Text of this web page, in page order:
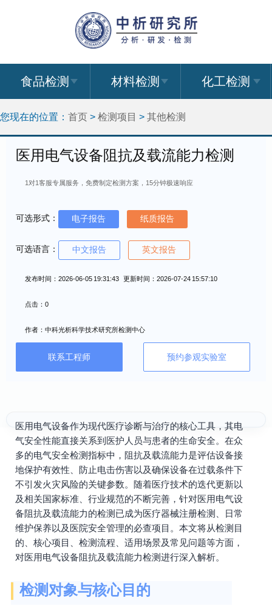
食品检测 材料检测 化工检测
您现在的位置： 首页 > 检测项目 > 其他检测
医用电气设备阻抗及载流能力检测
1对1客服专属服务，免费制定检测方案，15分钟极速响应
可选形式： 电子报告 纸质报告
可选语言： 中文报告 英文报告
发布时间：2026-06-05 19:31:43 更新时间：2026-07-24 15:57:10
点击：0
作者：中科光析科学技术研究所检测中心
联系工程师 预约参观实验室
医用电气设备作为现代医疗诊断与治疗的核心工具，其电
气安全性能直接关系到医护人员与患者的生命安全。在众
多的电气安全检测指标中，阻抗及载流能力是评估设备接
地保护有效性、防止电击伤害以及确保设备在过载条件下
不引发火灾风险的关键参数。随着医疗技术的迭代更新以
及相关国家标准、行业规范的不断完善，针对医用电气设
备阻抗及载流能力的检测已成为医疗器械注册检测、日常
维护保养以及医院安全管理的必查项目。本文将从检测目
的、核心项目、检测流程、适用场景及常见问题等方面，
对医用电气设备阻抗及载流能力检测进行深入解析。
检测对象与核心目的